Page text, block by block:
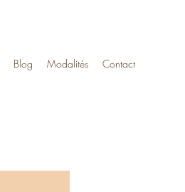
Blog Modalités Contact